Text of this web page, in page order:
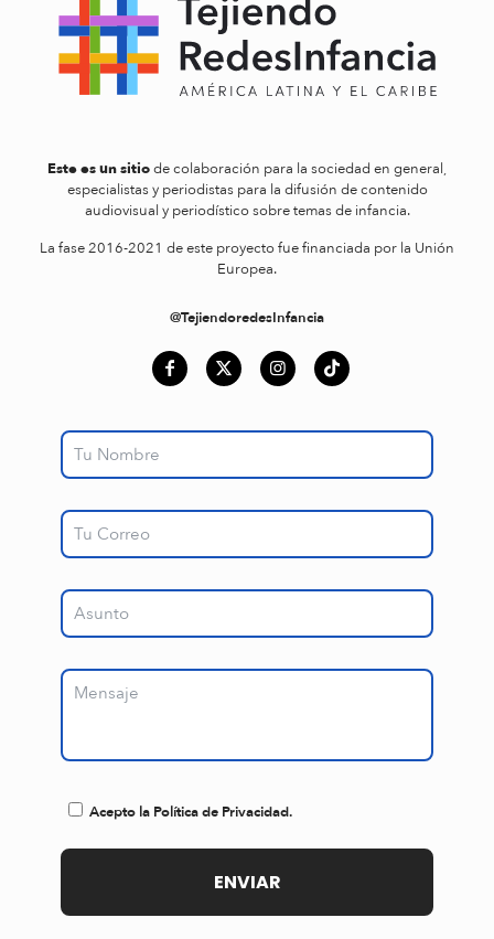
Este es un sitiode colaboración para la sociedad en general,
especialistas y periodistas para la difusión de contenido
audiovisual y periodístico sobre temas de infancia.
La fase 2016-2021 de este proyecto fue financiada por la Unión
Europea.
@TejiendoredesInfancia
Acepto la Política de Privacidad.